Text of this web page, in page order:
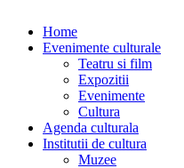
Home
Evenimente culturale
Teatru si film
Expozitii
Evenimente
Cultura
Agenda culturala
Institutii de cultura
Muzee